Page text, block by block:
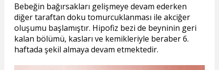
Bebeğin bağırsakları gelişmeye devam ederken
diğer taraftan doku tomurcuklanması ile akciğer
oluşumu başlamıştır. Hipofiz bezi de beyninin geri
kalan bölümü, kasları ve kemikleriyle beraber 6.
haftada şekil almaya devam etmektedir.